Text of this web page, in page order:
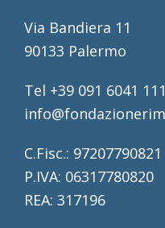
Via Bandiera 11
90133 Palermo
Tel +39 091 6041 111
C.Fisc.: 97207790821
P.IVA: 06317780820
REA: 317196